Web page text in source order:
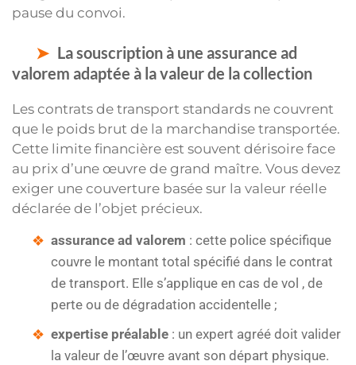
pause du convoi.
La souscription à une assurance ad
valorem adaptée à la valeur de la collection
Les contrats de transport standards ne couvrent
que le poids brut de la marchandise transportée.
Cette limite financière est souvent dérisoire face
au prix d’une œuvre de grand maître. Vous devez
exiger une couverture basée sur la valeur réelle
déclarée de l’objet précieux.
assurance ad valorem : cette police spécifique
couvre le montant total spécifié dans le contrat
de transport. Elle s’applique en cas de vol , de
perte ou de dégradation accidentelle ;
expertise préalable : un expert agréé doit valider
la valeur de l’œuvre avant son départ physique.